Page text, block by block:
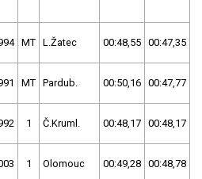
MT L.Žatec 00:48,55 00:47,35
MT Pardub. 00:50,16 00:47,77
1 Č.Kruml. 00:48,17 00:48,17
1 Olomouc 00:49,28 00:48,78